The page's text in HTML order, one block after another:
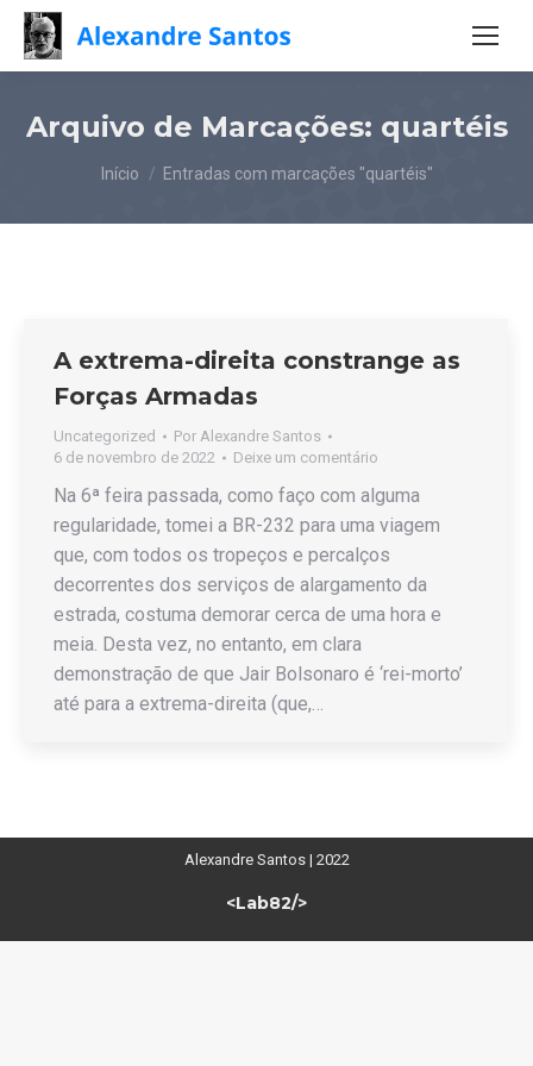
Arquivo de Marcações: quartéis
Você está aqui:
Início Entradas com marcações "quartéis"
A extrema-direita constrange as
Forças Armadas
Uncategorized Por Alexandre Santos
6 de novembro de 2022
Deixe um comentário
Na 6ª feira passada, como faço com alguma
regularidade, tomei a BR-232 para uma viagem
que, com todos os tropeços e percalços
decorrentes dos serviços de alargamento da
estrada, costuma demorar cerca de uma hora e
meia. Desta vez, no entanto, em clara
demonstração de que Jair Bolsonaro é ‘rei-morto’
até para a extrema-direita (que,…
Alexandre Santos | 2022
<Lab82/>